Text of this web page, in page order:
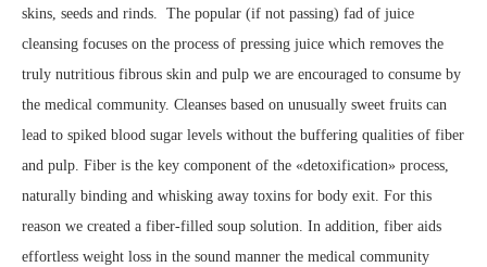
skins, seeds and rinds. The popular (if not passing) fad of juice
cleansing focuses on the process of pressing juice which removes the
truly nutritious fibrous skin and pulp we are encouraged to consume by
the medical community. Cleanses based on unusually sweet fruits can
lead to spiked blood sugar levels without the buffering qualities of fiber
and pulp. Fiber is the key component of the «detoxification» process,
naturally binding and whisking away toxins for body exit. For this
reason we created a fiber-filled soup solution. In addition, fiber aids
effortless weight loss in the sound manner the medical community